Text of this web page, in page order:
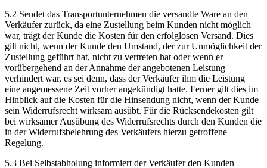
5.2 Sendet das Transportunternehmen die versandte Ware an den
Verkäufer zurück, da eine Zustellung beim Kunden nicht möglich
war, trägt der Kunde die Kosten für den erfolglosen Versand. Dies
gilt nicht, wenn der Kunde den Umstand, der zur Unmöglichkeit der
Zustellung geführt hat, nicht zu vertreten hat oder wenn er
vorübergehend an der Annahme der angebotenen Leistung
verhindert war, es sei denn, dass der Verkäufer ihm die Leistung
eine angemessene Zeit vorher angekündigt hatte. Ferner gilt dies im
Hinblick auf die Kosten für die Hinsendung nicht, wenn der Kunde
sein Widerrufsrecht wirksam ausübt. Für die Rücksendekosten gilt
bei wirksamer Ausübung des Widerrufsrechts durch den Kunden die
in der Widerrufsbelehrung des Verkäufers hierzu getroffene
Regelung.
5.3 Bei Selbstabholung informiert der Verkäufer den Kunden